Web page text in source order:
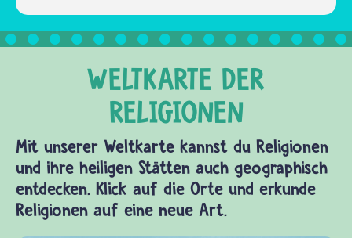
Mit unserer Weltkarte kannst du Religionen
und ihre heiligen Stätten auch geographisch
entdecken. Klick auf die Orte und erkunde
Religionen auf eine neue Art.